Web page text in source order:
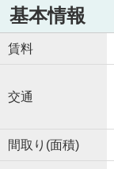
基本情報
賃料
交通
間取り(面積)